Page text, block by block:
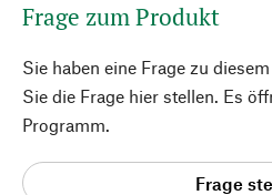
Frage zum Produkt
Sie haben eine Frage zu
Sie die Frage hier stellen. Es
Programm.
Frage